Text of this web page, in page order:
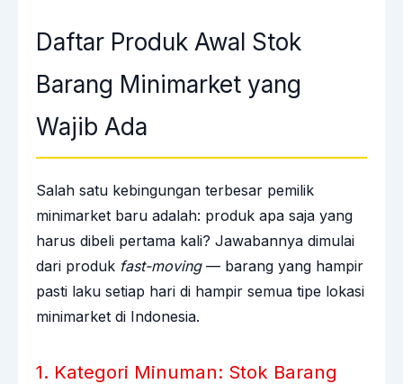
Daftar Produk Awal Stok
Barang Minimarket yang
Wajib Ada
Salah satu kebingungan terbesar pemilik
minimarket baru adalah: produk apa saja yang
harus dibeli pertama kali? Jawabannya dimulai
dari produk fast-moving— barang yang hampir
pasti laku setiap hari di hampir semua tipe lokasi
minimarket di Indonesia.
1. Kategori Minuman: Stok Barang